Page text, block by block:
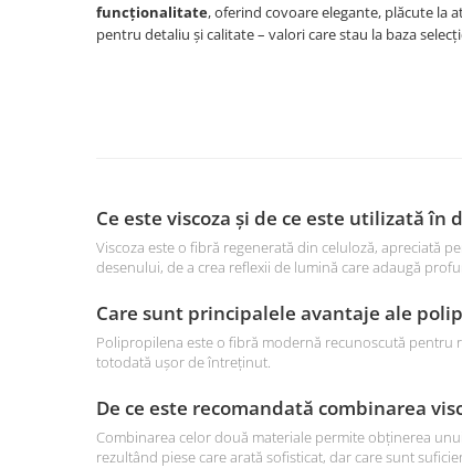
funcționalitate, oferind covoare elegante, plăcute la
pentru detaliu și calitate – valori care stau la baza
Ce este viscoza și de ce este utilizată în
Viscoza este o fibră regenerată din celuloză, apreciată
desenului, de a crea reflexii de lumină care adaugă
Care sunt principalele avantaje ale
Polipropilena este o fibră modernă recunoscută pentru
totodată ușor de întreținut.
De ce este recomandată combinarea
Combinarea celor două materiale permite obținerea
rezultând piese care arată sofisticat, dar care sunt